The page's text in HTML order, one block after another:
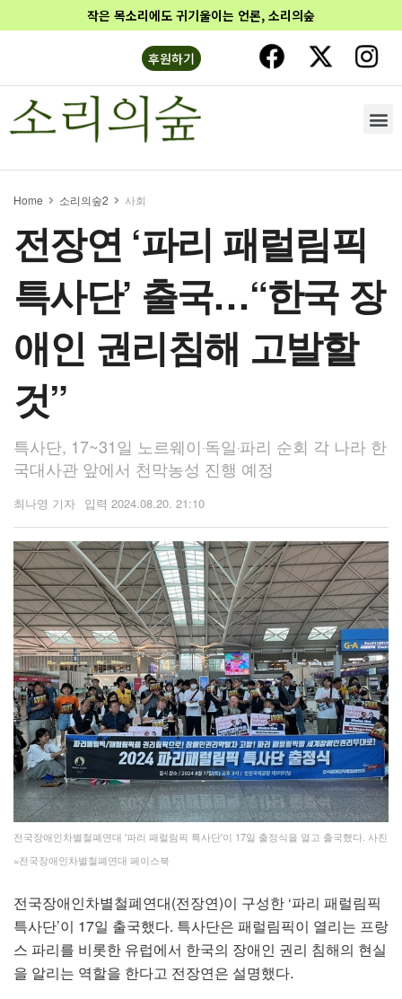
작은 목소리에도 귀기울이는 언론, 소리의숲
후원하기
Home 소리의숲2 사회
전장연 ‘파리 패럴림픽
특사단’ 출국…“한국 장
애인 권리침해 고발할
것”
특사단, 17~31일 노르웨이‧독일‧파리 순회 각 나라 한
국대사관 앞에서 천막농성 진행 예정
최나영 기자 2024.08.20. 21:10
전국장애인차별철폐연대 '파리 패럴림픽 특사단'이 17일 출정식을 열고 출국했다. 사진
=전국장애인차별철폐연대 페이스북
전국장애인차별철폐연대(전장연)이 구성한 ‘파리 패럴림픽
특사단’이 17일 출국했다. 특사단은 패럴림픽이 열리는 프랑
스 파리를 비롯한 유럽에서 한국의 장애인 권리 침해의 현실
을 알리는 역할을 한다고 전장연은 설명했다.